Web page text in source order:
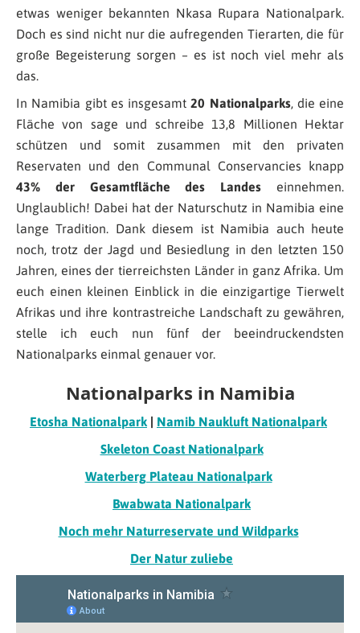
etwas weniger bekannten Nkasa Rupara Nationalpark.
Doch es sind nicht nur die aufregenden Tierarten, die für
große Begeisterung sorgen – es ist noch viel mehr als
das.
In Namibia gibt es insgesamt20 Nationalparks, die eine
Fläche von sage und schreibe 13,8 Millionen Hektar
schützen und somit zusammen mit den privaten
Reservaten und den Communal Conservancies knapp
43% der Gesamtfläche des Landes einnehmen.
Unglaublich! Dabei hat der Naturschutz in Namibia eine
lange Tradition. Dank diesem ist Namibia auch heute
noch, trotz der Jagd und Besiedlung in den letzten 150
Jahren, eines der tierreichsten Länder in ganz Afrika. Um
euch einen kleinen Einblick in die einzigartige Tierwelt
Afrikas und ihre kontrastreiche Landschaft zu gewähren,
stelle ich euch nun fünf der beeindruckendsten
Nationalparks einmal genauer vor.
Nationalparks in Namibia
Etosha Nationalpark | Namib Naukluft Nationalpark
Skeleton Coast Nationalpark
Waterberg Plateau Nationalpark
Bwabwata Nationalpark
Noch mehr Naturreservate und Wildparks
Der Natur zuliebe